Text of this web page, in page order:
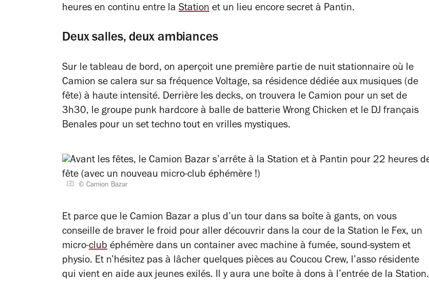
heures en continu entre la Station et un lieu encore secret à Pantin.
Deux salles, deux ambiances
Sur le tableau de bord, on aperçoit une première partie de nuit stationnaire où le
Camion se calera sur sa fréquence Voltage, sa résidence dédiée aux musiques (de
fête) à haute intensité. Derrière les decks, on trouvera le Camion pour un set de
3h30, le groupe punk hardcore à balle de batterie Wrong Chicken et le DJ français
Benales pour un set techno tout en vrilles mystiques.
© Camion Bazar
Et parce que le Camion Bazar a plus d’un tour dans sa boîte à gants, on vous
conseille de braver le froid pour aller découvrir dans la cour de la Station le Fex, un
micro-club éphémère dans un container avec machine à fumée, sound-system et
physio. Et n’hésitez pas à lâcher quelques pièces au Coucou Crew, l’asso résidente
qui vient en aide aux jeunes exilés. Il y aura une boîte à dons à l’entrée de la Station.